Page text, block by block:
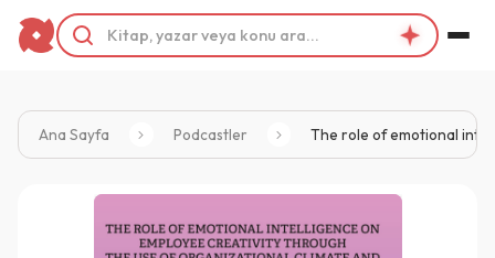
Ana Sayfa Podcastler The role of emotional